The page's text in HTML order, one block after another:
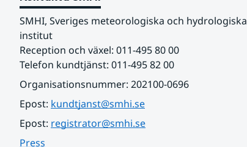
SMHI, Sveriges meteorologiska och hydrologiska
institut
Reception och växel: 011-495 80 00
Telefon kundtjänst: 011-495 82 00
Organisationsnummer: 202100-0696
Epost: kundtjanst@smhi.se
Epost: registrator@smhi.se
Press